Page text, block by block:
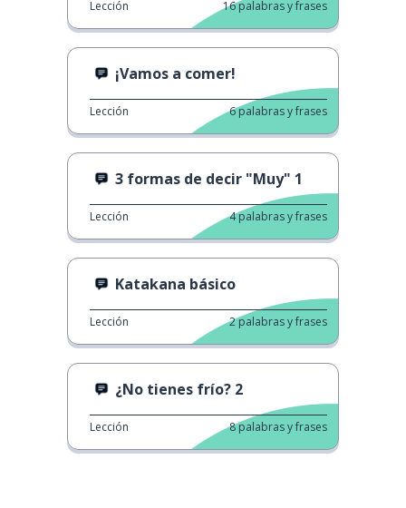
Lección 16palabras y frases
¡Vamos a comer!
Lección 6palabras y frases
3 formas de decir "Muy" 1
Lección 4palabras y frases
Katakana básico
Lección 2palabras y frases
¿No tienes frío? 2
Lección 8palabras y frases